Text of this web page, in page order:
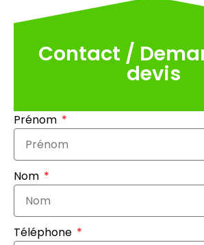
Contact /
devis
Prénom
Nom
Téléphone